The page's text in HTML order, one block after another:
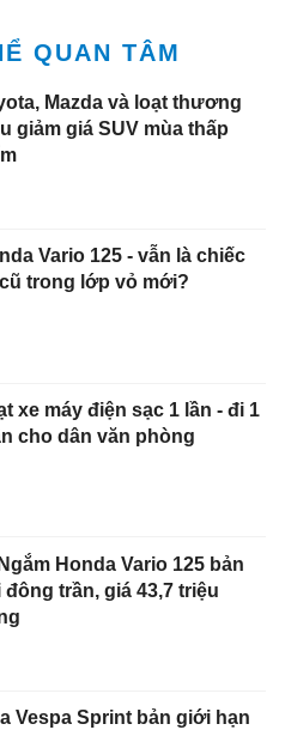
QUAN TÂM
Mazda và loạt thương
giảm giá SUV mùa thấp
Vario 125 - vẫn là chiếc
trong lớp vỏ mới?
xe máy điện sạc 1 lần - đi 1
cho dân văn phòng
Ngắm Honda Vario 125 bản
đông trần, giá 43,7 triệu
Vespa Sprint bản giới hạn